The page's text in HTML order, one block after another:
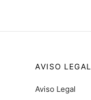
AVISO LEGAL
Aviso Legal